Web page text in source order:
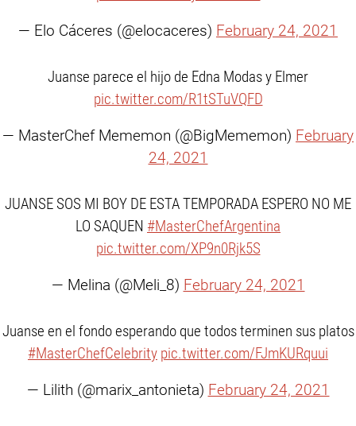
— Elo Cáceres (@elocaceres) February 24, 2021
Juanse parece el hijo de Edna Modas y Elmer
pic.twitter.com/R1tSTuVQFD
— MasterChef Mememon (@BigMememon) February
24, 2021
JUANSE SOS MI BOY DE ESTA TEMPORADA ESPERO NO ME
LO SAQUEN #MasterChefArgentina
pic.twitter.com/XP9n0Rjk5S
— Melina (@Meli_8) February 24, 2021
Juanse en el fondo esperando que todos terminen sus platos
#MasterChefCelebrity pic.twitter.com/FJmKURquui
— Lilith (@marix_antonieta) February 24, 2021